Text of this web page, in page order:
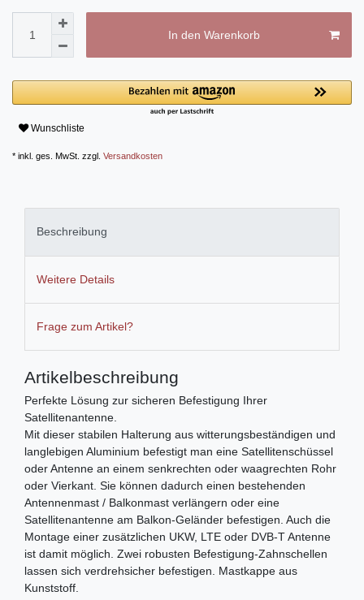
In den Warenkorb
Wunschliste
* inkl. ges. MwSt. zzgl. Versandkosten
Beschreibung
Weitere Details
Frage zum Artikel?
Artikelbeschreibung
Perfekte Lösung zur sicheren Befestigung Ihrer
Satellitenantenne.
Mit dieser stabilen Halterung aus witterungsbeständigen und
langlebigen Aluminium befestigt man eine Satellitenschüssel
oder Antenne an einem senkrechten oder waagrechten Rohr
oder Vierkant. Sie können dadurch einen bestehenden
Antennenmast / Balkonmast verlängern oder eine
Satellitenantenne am Balkon-Geländer befestigen. Auch die
Montage einer zusätzlichen UKW, LTE oder DVB-T Antenne
ist damit möglich. Zwei robusten Befestigung-Zahnschellen
lassen sich verdrehsicher befestigen. Mastkappe aus
Kunststoff.